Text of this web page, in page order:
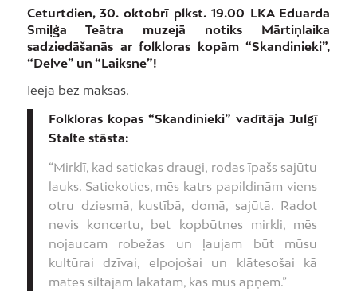
Ceturtdien, 30. oktobrī plkst. 19.00 LKA Eduarda
Smiļģa Teātra muzejā notiks Mārtiņlaika
sadziedāšanās ar folkloras kopām “Skandinieki”,
“Delve” un “Laiksne”!
Ieeja bez maksas.
Folkloras kopas “Skandinieki” vadītāja Julgī
Stalte stāsta:
“Mirklī, kad satiekas draugi, rodas īpašs sajūtu
lauks. Satiekoties, mēs katrs papildinām viens
otru dziesmā, kustībā, domā, sajūtā. Radot
nevis koncertu, bet kopbūtnes mirkli, mēs
nojaucam robežas un ļaujam būt mūsu
kultūrai dzīvai, elpojošai un klātesošai kā
mātes siltajam lakatam, kas mūs apņem.”